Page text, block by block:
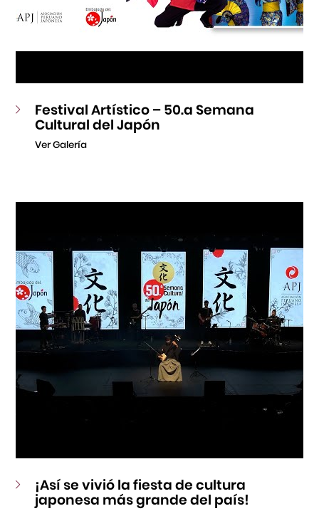
Festival Artístico – 50.a Semana
Cultural del Japón
Ver Galería
¡Así se vivió la fiesta de cultura
japonesa más grande del país!